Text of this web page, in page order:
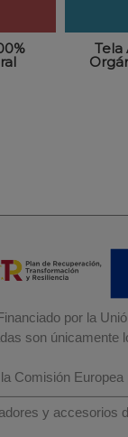
Tela
por la
son
Comisión
y